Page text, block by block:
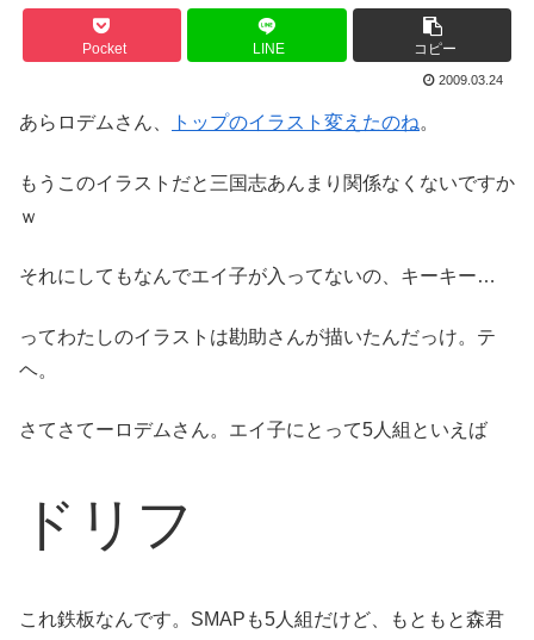
Pocket LINE コピー
2009.03.24
あらロデムさん、 トップのイラスト変えたのね。
もうこのイラストだと三国志あんまり関係なくないですか
ｗ
それにしてもなんでエイ子が入ってないの、キーキー…
ってわたしのイラストは勘助さんが描いたんだっけ。テ
ヘ。
さてさてーロデムさん。エイ子にとって5人組といえば
ドリフ
これ鉄板なんです。SMAPも5人組だけど、もともと森君